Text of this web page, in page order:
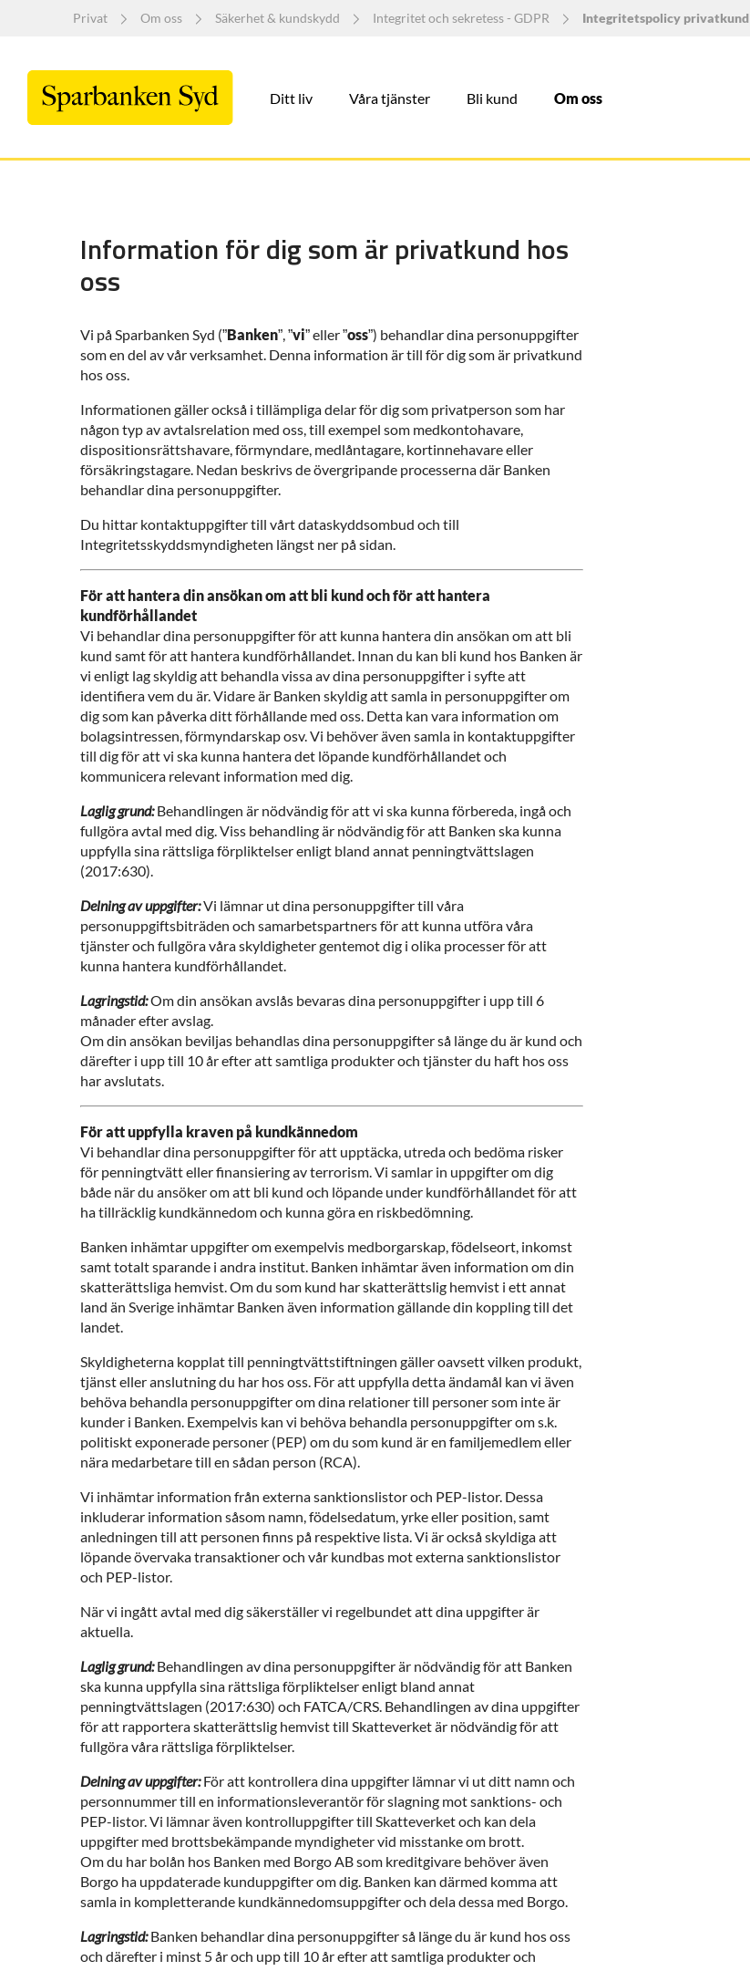
Privat Om oss Säkerhet & kundskydd Integritet och sekretess - GDPR Integritetspolicy privatkund
Ditt liv Våra tjänster Bli kund Om oss
Information för dig som är privatkund hos
oss
Vi på Sparbanken Syd (”Banken”, ”vi” eller ”oss”) behandlar dina personuppgifter
som en del av vår verksamhet. Denna information är till för dig som är privatkund
hos oss.
Informationen gäller också i tillämpliga delar för dig som privatperson som har
någon typ av avtalsrelation med oss, till exempel som medkontohavare,
dispositionsrättshavare, förmyndare, medlåntagare, kortinnehavare eller
försäkringstagare. Nedan beskrivs de övergripande processerna där Banken
behandlar dina personuppgifter.
Du hittar kontaktuppgifter till vårt dataskyddsombud och till
Integritetsskyddsmyndigheten längst ner på sidan.
För att hantera din ansökan om att bli kund och för att hantera
kundförhållandet
Vi behandlar dina personuppgifter för att kunna hantera din ansökan om att bli
kund samt för att hantera kundförhållandet. Innan du kan bli kund hos Banken är
vi enligt lag skyldig att behandla vissa av dina personuppgifter i syfte att
identifiera vem du är. Vidare är Banken skyldig att samla in personuppgifter om
dig som kan påverka ditt förhållande med oss. Detta kan vara information om
bolagsintressen, förmyndarskap osv. Vi behöver även samla in kontaktuppgifter
till dig för att vi ska kunna hantera det löpande kundförhållandet och
kommunicera relevant information med dig.
Laglig grund:Behandlingen är nödvändig för att vi ska kunna förbereda, ingå och
fullgöra avtal med dig. Viss behandling är nödvändig för att Banken ska kunna
uppfylla sina rättsliga förpliktelser enligt bland annat penningtvättslagen
(2017:630).
Delning av uppgifter:Vi lämnar ut dina personuppgifter till våra
personuppgiftsbiträden och samarbetspartners för att kunna utföra våra
tjänster och fullgöra våra skyldigheter gentemot dig i olika processer för att
kunna hantera kundförhållandet.
Lagringstid:Om din ansökan avslås bevaras dina personuppgifter i upp till 6
månader efter avslag.
Om din ansökan beviljas behandlas dina personuppgifter så länge du är kund och
därefter i upp till 10 år efter att samtliga produkter och tjänster du haft hos oss
har avslutats.
För att uppfylla kraven på kundkännedom
Vi behandlar dina personuppgifter för att upptäcka, utreda och bedöma risker
för penningtvätt eller finansiering av terrorism. Vi samlar in uppgifter om dig
både när du ansöker om att bli kund och löpande under kundförhållandet för att
ha tillräcklig kundkännedom och kunna göra en riskbedömning.
Banken inhämtar uppgifter om exempelvis medborgarskap, födelseort, inkomst
samt totalt sparande i andra institut. Banken inhämtar även information om din
skatterättsliga hemvist. Om du som kund har skatterättslig hemvist i ett annat
land än Sverige inhämtar Banken även information gällande din koppling till det
landet.
Skyldigheterna kopplat till penningtvättstiftningen gäller oavsett vilken produkt,
tjänst eller anslutning du har hos oss. För att uppfylla detta ändamål kan vi även
behöva behandla personuppgifter om dina relationer till personer som inte är
kunder i Banken. Exempelvis kan vi behöva behandla personuppgifter om s.k.
politiskt exponerade personer (PEP) om du som kund är en familjemedlem eller
nära medarbetare till en sådan person (RCA).
Vi inhämtar information från externa sanktionslistor och PEP-listor. Dessa
inkluderar information såsom namn, födelsedatum, yrke eller position, samt
anledningen till att personen finns på respektive lista. Vi är också skyldiga att
löpande övervaka transaktioner och vår kundbas mot externa sanktionslistor
och PEP-listor.
När vi ingått avtal med dig säkerställer vi regelbundet att dina uppgifter är
aktuella.
Laglig grund:Behandlingen av dina personuppgifter är nödvändig för att Banken
ska kunna uppfylla sina rättsliga förpliktelser enligt bland annat
penningtvättslagen (2017:630) och FATCA/CRS. Behandlingen av dina uppgifter
för att rapportera skatterättslig hemvist till Skatteverket är nödvändig för att
fullgöra våra rättsliga förpliktelser.
Delning av uppgifter:För att kontrollera dina uppgifter lämnar vi ut ditt namn och
personnummer till en informationsleverantör för slagning mot sanktions- och
PEP-listor. Vi lämnar även kontrolluppgifter till Skatteverket och kan dela
uppgifter med brottsbekämpande myndigheter vid misstanke om brott.
Om du har bolån hos Banken med Borgo AB som kreditgivare behöver även
Borgo ha uppdaterade kunduppgifter om dig. Banken kan därmed komma att
samla in kompletterande kundkännedomsuppgifter och dela dessa med Borgo.
Lagringstid:Banken behandlar dina personuppgifter så länge du är kund hos oss
och därefter i minst 5 år och upp till 10 år efter att samtliga produkter och